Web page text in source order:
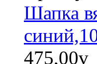
Шапка
475,00v